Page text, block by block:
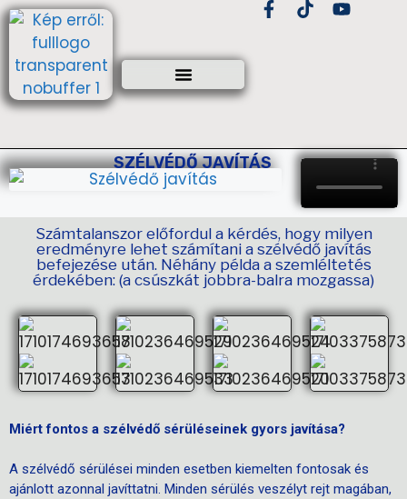
SZÉLVÉDŐ JAVÍTÁS
Számtalanszor előfordul a kérdés, hogy milyen
eredményre lehet számítani a szélvédő javítás
befejezése után. Néhány példa a szemléltetés
érdekében: (a csúszkát jobbra-balra mozgassa)
Miért fontos a szélvédő sérüléseinek gyors javítása?
A szélvédő sérülései minden esetben kiemelten fontosak és
ajánlott azonnal javíttatni. Minden sérülés veszélyt rejt magában,